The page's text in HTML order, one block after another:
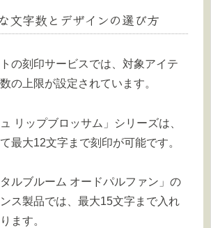
文字数とデザインの選び方
の刻印サービスでは、対象アイテ
の上限が設定されています。
リップブロッサム」シリーズは、
最大12文字まで刻印が可能です。
ルブルーム オードパルファン」の
ス製品では、最大15文字まで入れ
ます。